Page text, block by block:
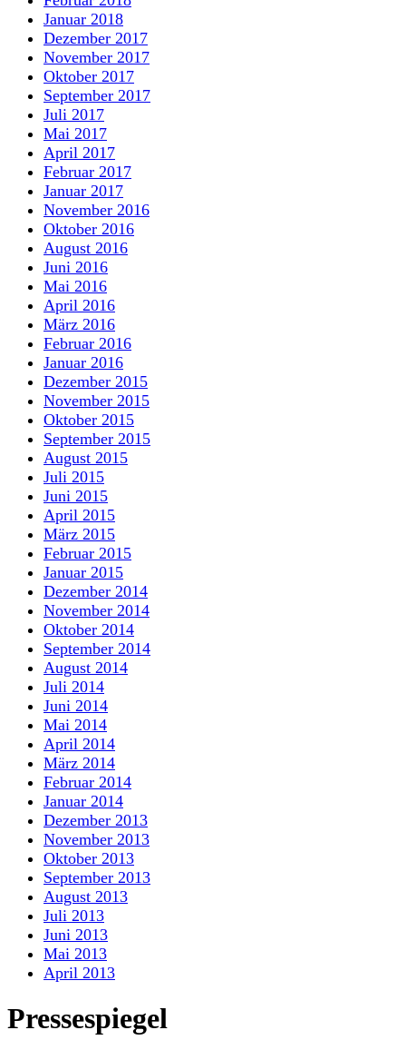
Januar 2018
Dezember 2017
November 2017
Oktober 2017
September 2017
Juli 2017
Mai 2017
April 2017
Februar 2017
Januar 2017
November 2016
Oktober 2016
August 2016
Juni 2016
Mai 2016
April 2016
März 2016
Februar 2016
Januar 2016
Dezember 2015
November 2015
Oktober 2015
September 2015
August 2015
Juli 2015
Juni 2015
April 2015
März 2015
Februar 2015
Januar 2015
Dezember 2014
November 2014
Oktober 2014
September 2014
August 2014
Juli 2014
Juni 2014
Mai 2014
April 2014
März 2014
Februar 2014
Januar 2014
Dezember 2013
November 2013
Oktober 2013
September 2013
August 2013
Juli 2013
Juni 2013
Mai 2013
April 2013
Pressespiegel